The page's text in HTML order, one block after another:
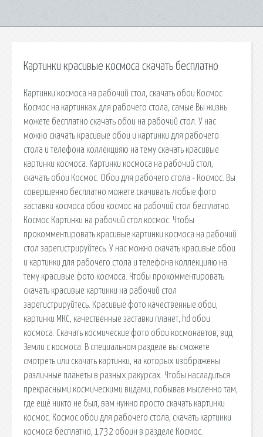
Картинки красивые космоса скачать бесплатно
Картинки космоса на рабочий стол, скачать обои Космос
Космос на картинках для рабочего стола, самые Вы жизнь
можете бесплатно скачать обои на рабочий стол. У нас
можно скачать красивые обои и картинки для рабочего
стола и телефона коллекцияю на тему скачать красивые
картинки космоса. Картинки космоса на рабочий стол,
скачать обои Космос. Обои для рабочего стола - Космос. Вы
совершенно бесплатно можете скачивать любые фото
заставки космоса обои космос на рабочий стол бесплатно.
Космос Картинки на рабочий стол космос. Чтобы
прокомментировать красивые картинки космоса на рабочий
стол зарегистрируйтесь. У нас можно скачать красивые обои
и картинки для рабочего стола и телефона коллекцияю на
тему красивые фото космоса. Чтобы прокомментировать
скачать красивые картинки на рабочий стол
зарегистрируйтесь. Красивые фото качественные обои,
картинки МКС, качественные заставки планет, hd обои
космоса. Скачать космические фото обои космонавтов, вид
Земли с космоса. В специальном разделе вы сможете
смотреть или скачать картинки, на которых изображены
различные планеты в разных ракурсах. Чтобы насладиться
прекрасными космическими видами, побывав мысленно там,
где ещё никто не был, вам нужно просто скачать картинки
космос. Космос обои для рабочего стола, скачать картинки
космоса бесплатно, 1732 обоин в разделе Космос.